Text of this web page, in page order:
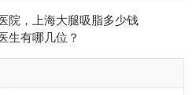
院，上海大腿吸脂多少钱
生有哪几位？